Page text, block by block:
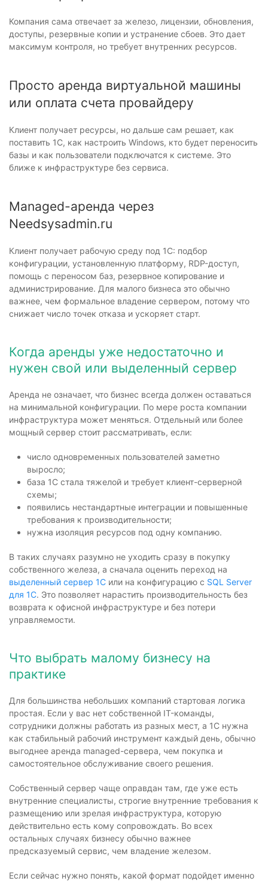
Компания сама отвечает за железо, лицензии, обновления,
доступы, резервные копии и устранение сбоев. Это дает
максимум контроля, но требует внутренних ресурсов.
Просто аренда виртуальной машины
или оплата счета провайдеру
Клиент получает ресурсы, но дальше сам решает, как
поставить 1С, как настроить Windows, кто будет переносить
базы и как пользователи подключатся к системе. Это
ближе к инфраструктуре без сервиса.
Managed-аренда через
Needsysadmin.ru
Клиент получает рабочую среду под 1С: подбор
конфигурации, установленную платформу, RDP-доступ,
помощь с переносом баз, резервное копирование и
администрирование. Для малого бизнеса это обычно
важнее, чем формальное владение сервером, потому что
снижает число точек отказа и ускоряет старт.
Когда аренды уже недостаточно и
нужен свой или выделенный сервер
Аренда не означает, что бизнес всегда должен оставаться
на минимальной конфигурации. По мере роста компании
инфраструктура может меняться. Отдельный или более
мощный сервер стоит рассматривать, если:
число одновременных пользователей заметно
выросло;
база 1С стала тяжелой и требует клиент-серверной
схемы;
появились нестандартные интеграции и повышенные
требования к производительности;
нужна изоляция ресурсов под одну компанию.
В таких случаях разумно не уходить сразу в покупку
собственного железа, а сначала оценить переход на
выделенный сервер 1С или на конфигурацию с SQL Server
для 1С. Это позволяет нарастить производительность без
возврата к офисной инфраструктуре и без потери
управляемости.
Что выбрать малому бизнесу на
практике
Для большинства небольших компаний стартовая логика
простая. Если у вас нет собственной IT-команды,
сотрудники должны работать из разных мест, а 1С нужна
как стабильный рабочий инструмент каждый день, обычно
выгоднее аренда managed-сервера, чем покупка и
самостоятельное обслуживание своего решения.
Собственный сервер чаще оправдан там, где уже есть
внутренние специалисты, строгие внутренние требования к
размещению или зрелая инфраструктура, которую
действительно есть кому сопровождать. Во всех
остальных случаях бизнесу обычно важнее
предсказуемый сервис, чем владение железом.
Если сейчас нужно понять, какой формат подойдет именно